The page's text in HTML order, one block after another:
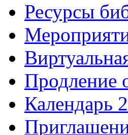
Ресурсы
Продление
Календарь